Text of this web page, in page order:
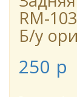
RM-
Б/у
250 p